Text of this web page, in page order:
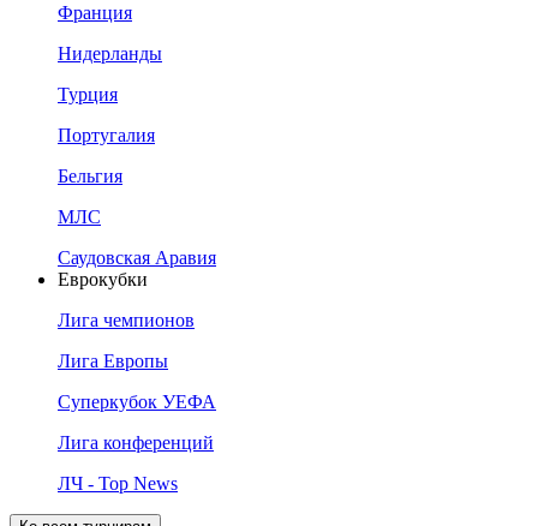
Франция
Нидерланды
Турция
Португалия
Бельгия
МЛС
Саудовская Аравия
Еврокубки
Лига чемпионов
Лига Европы
Суперкубок УЕФА
Лига конференций
ЛЧ - Top News